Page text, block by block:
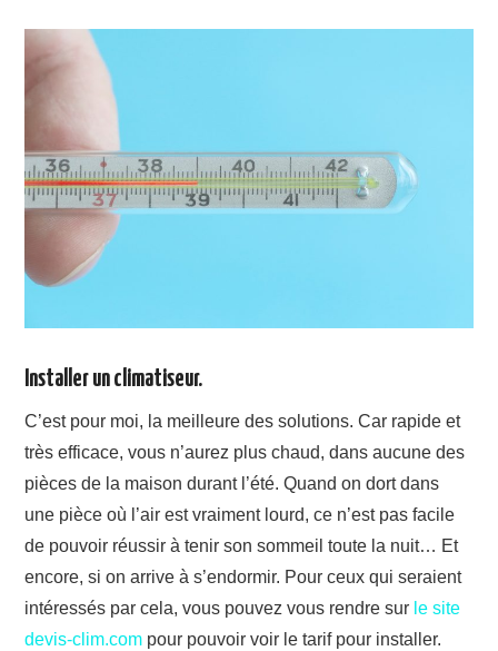
Installer un climatiseur.
C’est pour moi, la meilleure des solutions. Car rapide et
très efficace, vous n’aurez plus chaud, dans aucune des
pièces de la maison durant l’été. Quand on dort dans
une pièce où l’air est vraiment lourd, ce n’est pas facile
de pouvoir réussir à tenir son sommeil toute la nuit… Et
encore, si on arrive à s’endormir. Pour ceux qui seraient
intéressés par cela, vous pouvez vous rendre sur le site
devis-clim.com pour pouvoir voir le tarif pour installer.